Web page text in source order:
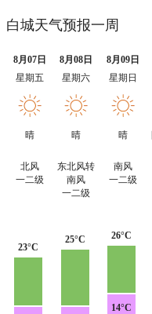
白城天气预报一周
8月07日 8月08日 8月09日
星期五
星期六 星期日
晴 晴 晴
北风
一二级
东北风转
南风
一二级
南风
一二级
23°C
25°C 26°C
14°C